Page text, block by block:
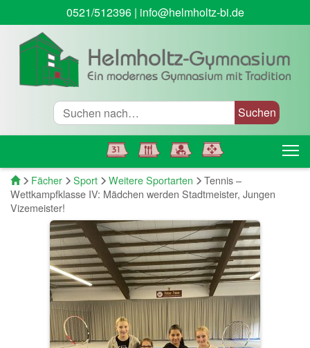
0521/512396| info@helmholtz-bi.de
Suche
Startseite
Fächer Sport Weitere Sportarten
Tennis –
Wettkampfklasse IV: Mädchen werden Stadtmeister, Jungen
Vizemeister!